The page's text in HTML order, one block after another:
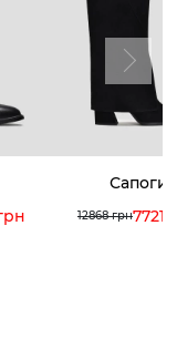
Сапоги
12868 грн7721